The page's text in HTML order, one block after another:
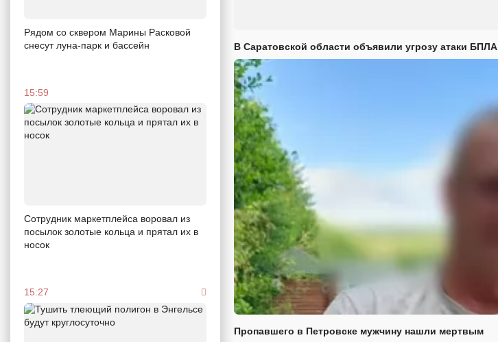
Рядом со сквером Марины Расковой
снесут луна-парк и бассейн
15:59
Сотрудник маркетплейса воровал из
посылок золотые кольца и прятал их в
носок
15:27
В Саратовской области объявили угрозу атаки БПЛА
Пропавшего в Петровске мужчину нашли мертвым